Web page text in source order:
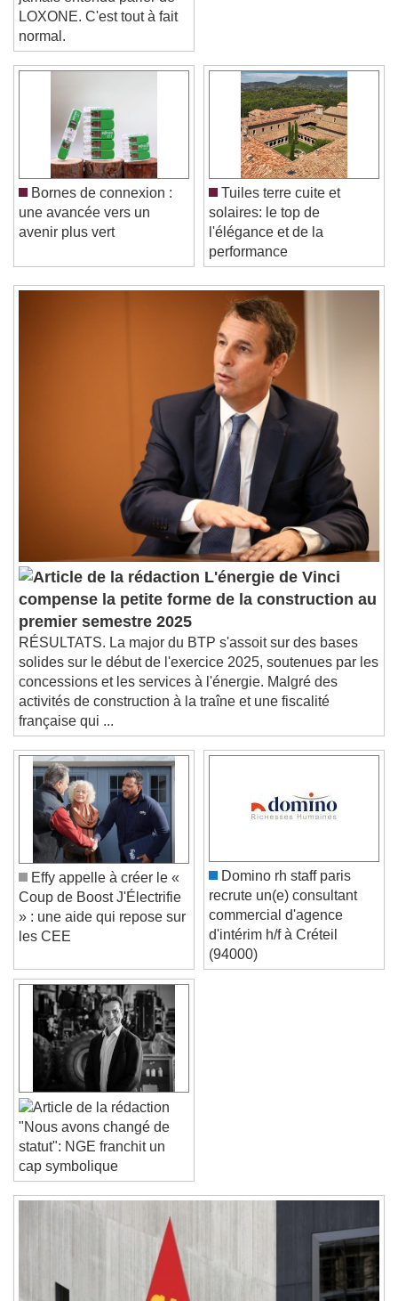
Play Video
Play
Skip Backward
Skip Forward
Unmute
Current Time0:00
/
Duration-:-
Loaded:
Seek to live, currently behind liveLIVE
Remaining Time-0:00
descriptions off
, selected
subtitles settings, opens subtitles
settings dialog
subtitles off
, selected
Audio Track
Picture-in-Picture
Fullscreen
This is a modal window.
Beginning of dialog window. Escape will cancel
and close the window.
Text
Color Opacity
Text Background
Color Opacity
Caption Area Background
Color Opacity
Font Size
Text Edge Style
Font Family
Reset
Done
Close Modal Dialog
End of dialog window.
jamais entendu parler de
LOXONE. C'est tout à fait
normal.
Bornes de connexion :
une avancée vers un
Tuiles terre cuite et
solaires: le top de
l'élégance et de la
performance
L'énergie de Vinci
compense la petite forme de la construction au
premier semestre 2025
RÉSULTATS. La major du BTP s'assoit sur des bases
solides sur le début de l'exercice 2025, soutenues par les
concessions et les services à l'énergie. Malgré des
activités de construction à la traîne et une fiscalité
française qui ...
Effy appelle à créer le «
Coup de Boost J'Électrifie
» : une aide qui repose sur
Domino rh staff paris
recrute un(e) consultant
commercial d'agence
d'intérim h/f à Créteil
(94000)
"Nous avons changé de
statut": NGE franchit un
cap symbolique